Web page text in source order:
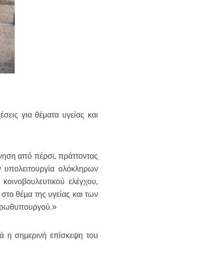
για θέματα υγείας και
από πέρσι, πράττοντας
ολόκληρων
ελέγχου,
θέμα της υγείας και των
η σημερινή επίσκεψη του